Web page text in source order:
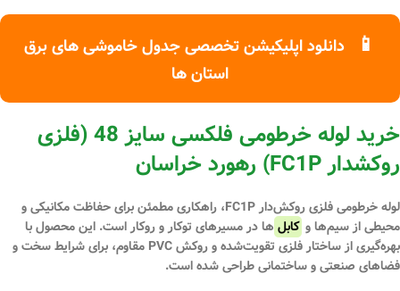
📱
دانلود اپلیکیشن تخصصی جدول خاموشی های برق
استان ها
خرید لوله خرطومی فلکسی سایز 48 (فلزی
روکشدار FC1P) رهورد خراسان
لوله خرطومی فلزی روکش‌دار FC1P، راهکاری مطمئن برای
حفاظت مکانیکی و
محیطیاز سیم‌ها و کابل ‌ها در مسیرهای توکار و روکار است. این محصول با
بهره‌گیری از ساختار فلزی تقویت‌شده و روکش PVC مقاوم، برای شرایط سخت و
فضاهای صنعتی و ساختمانی طراحی شده است.